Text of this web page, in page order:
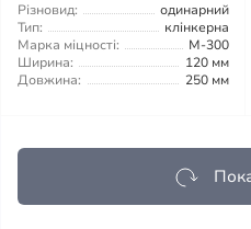
Різновид:
одинарний
Тип:
клінкерна
Марка міцності:
М-300
Ширина:
120 мм
Довжина:
250 мм